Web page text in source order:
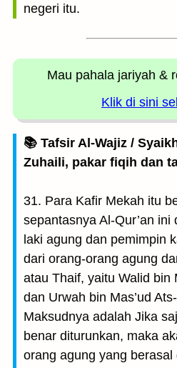
negeri itu.
Mau pahala jariyah &
Klik di sini
📚 Tafsir Al-Wajiz /
Zuhaili, pakar fiqih dan
31. Para Kafir Mekah itu
sepantasnya Al-Qur’an
laki agung dan pemimpin
dari orang-orang agung
atau Thaif, yaitu Walid bin
dan Urwah bin Mas’ud
Maksudnya adalah Jika
benar diturunkan, maka
orang agung yang